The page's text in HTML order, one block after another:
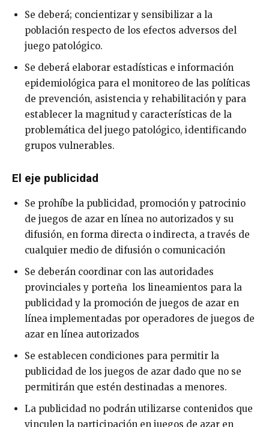
Se deberá; concientizar y sensibilizar a la
población respecto de los efectos adversos del
juego patológico.
Se deberá elaborar estadísticas e información
epidemiológica para el monitoreo de las políticas
de prevención, asistencia y rehabilitación y para
establecer la magnitud y características de la
problemática del juego patológico, identificando
grupos vulnerables.
El eje publicidad
Se prohíbe la publicidad, promoción y patrocinio
de juegos de azar en línea no autorizados y su
difusión, en forma directa o indirecta, a través de
cualquier medio de difusión o comunicación
Se deberán coordinar con las autoridades
provinciales y porteña los lineamientos para la
publicidad y la promoción de juegos de azar en
línea implementadas por operadores de juegos de
azar en línea autorizados
Se establecen condiciones para permitir la
publicidad de los juegos de azar dado que no se
permitirán que estén destinadas a menores.
La publicidad no podrán utilizarse contenidos que
vinculen la participación en juegos de azar en